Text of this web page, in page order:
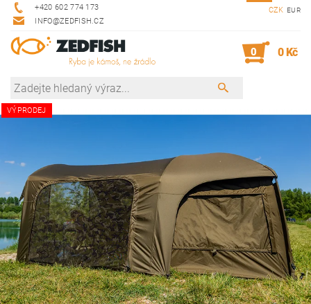
+420 602 774 173
INFO@ZEDFISH.CZ
CZK EUR
0 0 Kč
VÝPRODEJ